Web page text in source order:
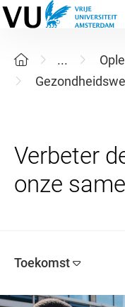
...
Verbeter
Toekomst